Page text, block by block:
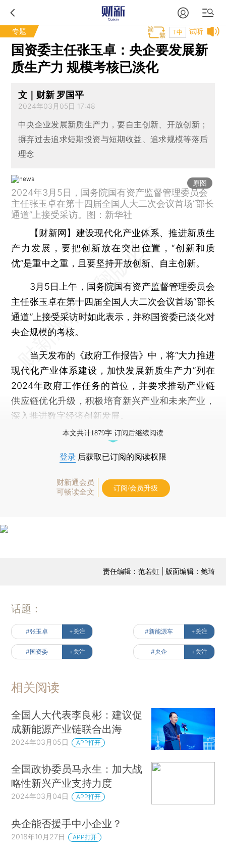
专题 试听
T中
国资委主任张玉卓：央企要发展新
质生产力 规模考核已淡化
文｜财新 罗国平
2024年03月05日 17:48
中央企业发展新质生产力，要自主创新、开放创新；
摒弃过去追求短期投资与短期收益、追求规模等落后
理念
原图
2024年3月5日，国务院国有资产监督管理委员会
主任张玉卓在第十四届全国人大二次会议首场“部长
通道”上接受采访。图：新华社
【财新网】 建设现代化产业体系、推进新质生
产力发展，要把创新放在突出位置，“创新和质
优”是重中之重，且要坚持开放创新、自主创新。
3月5日上午，国务院国有资产监督管理委员会
主任张玉卓在第十四届全国人大二次会议首场“部长
通道”上接受采访时如此表示，并称国资委已淡化对
央企规模的考核。
当天发布的《政府工作报告》中，将“大力推进
现代化产业体系建设，加快发展新质生产力”列在
2024年政府工作任务的首位，并要求推动产业链
供应链优化升级，积极培育新兴产业和未来产业，
深入推进数字经济创新发展。
本文共计1879字 订阅后继续阅读
登录 后获取已订阅的阅读权限
财新通会员
可畅读全文
订阅/会员升级
责任编辑：范若虹 | 版面编辑：鲍琦
话题：
#张玉卓 +关注 #新能源车 +关注
#国资委 +关注 #央企 +关注
相关阅读
全国人大代表李良彬：建议促
成新能源产业链联合出海
2024年03月05日 APP打开
全国政协委员马永生：加大战
略性新兴产业支持力度
2024年03月04日 APP打开
央企能否援手中小企业？
2018年10月27日 APP打开